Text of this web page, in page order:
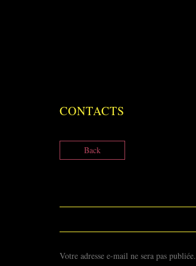
CONTACTS
Back
Votre adresse e-mail ne sera pas publiée.